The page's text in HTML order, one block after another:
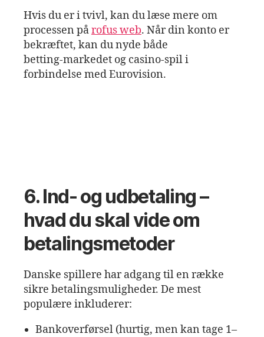
Hvis du er i tvivl, kan du læse mere om
processen pårofus web. Når din konto er
bekræftet, kan du nyde både
betting‑markedet og casino‑spil i
forbindelse med Eurovision.
6. Ind- og udbetaling –
hvad du skal vide om
betalingsmetoder
Danske spillere har adgang til en række
sikre betalingsmuligheder. De mest
populære inkluderer:
Bankoverførsel (hurtig, men kan tage 1–